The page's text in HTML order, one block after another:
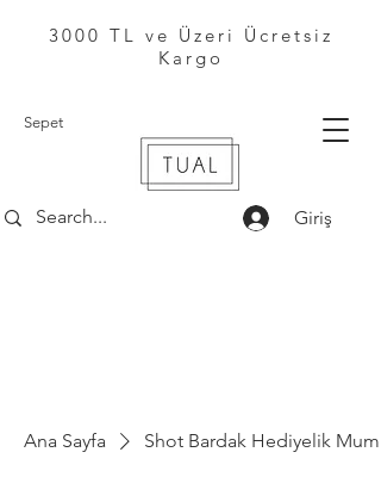
Sepet
Giriş
3000 TL ve Üzeri Ücretsiz
Kargo
Ana Sayfa Shot Bardak Hediyelik Mum